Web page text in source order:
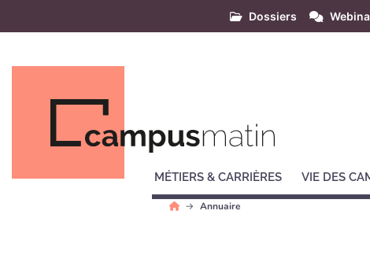
Dossiers
MÉTIERS & CARRIÈRES VIE DES
Annuaire